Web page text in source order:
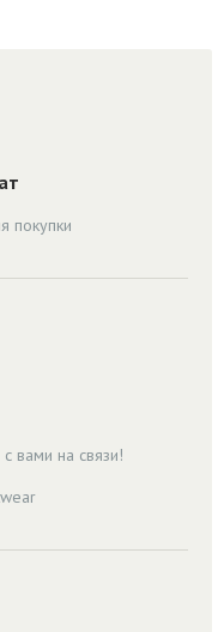
покупки
вами на связи!